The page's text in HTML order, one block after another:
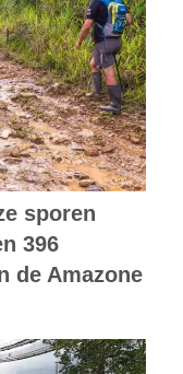
sporen
396
de Amazone